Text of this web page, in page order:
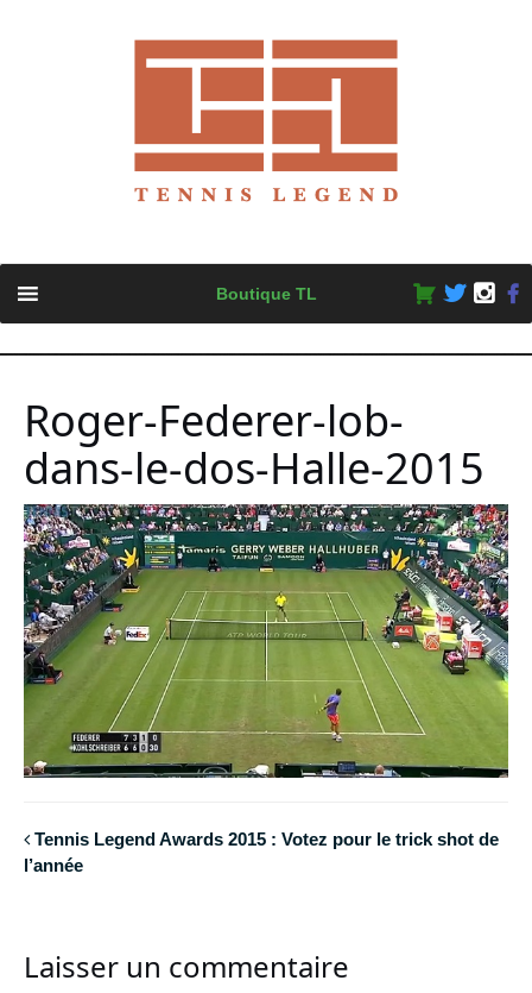
content
Boutique TL
Roger-Federer-lob-
dans-le-dos-Halle-2015
Tennis Legend Awards 2015 : Votez pour le trick shot de
l’année
Laisser un commentaire